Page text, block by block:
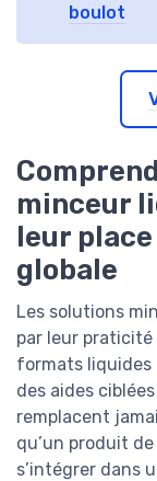
boulot
minceur
leur
globale
Les solutions
par leur praticité
formats liquides
des aides
remplacent
qu’un produit
s’intégrer dans